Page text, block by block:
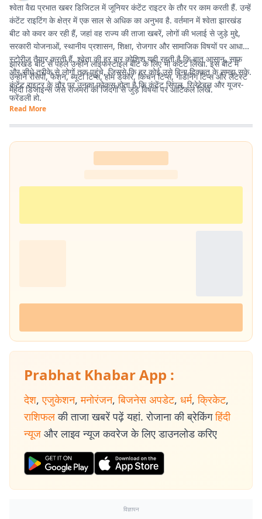
श्वेता वैद्य प्रभात खबर डिजिटल में जूनियर कंटेंट राइटर के तौर पर काम करती हैं. उन्हें
कंटेंट राइटिंग के क्षेत्र में एक साल से अधिक का अनुभव है. वर्तमान में श्वेता झारखंड
बीट को कवर कर रही हैं, जहां वह राज्य की ताजा खबरें, लोगों की भलाई से जुड़े मुद्दे,
सरकारी योजनाओं, स्थानीय प्रशासन, शिक्षा, रोजगार और सामाजिक विषयों पर आधारित
स्टोरीज तैयार करती हैं. श्वेता की हर बार कोशिश यही रहती है कि बात आसान, साफ
और सीधे तरीके से लोगों तक पहुंचे, जिससे कि हर कोई उसे बिना दिक्कत के समझ सके.
कंटेंट राइटर के तौर पर उनका फोकस होता है कि कंटेंट सिंपल, रिलेटेबल और यूजर-
फ्रेंडली हो.
झारखंड बीट से पहले उन्होंने लाइफस्टाइल बीट के लिए भी कंटेंट लिखा. इस बीट में
उन्होंने रेसिपी, फैशन, ब्यूटी टिप्स, होम डेकोर, किचन टिप्स, गार्डनिंग टिप्स और लेटेस्ट
मेहंदी डिजाइन्स जैसे रोजमर्रा की जिंदगी से जुड़े विषयों पर आर्टिकल लिखे.
Read More
Prabhat Khabar App :
देश, एजुकेशन, मनोरंजन, बिजनेस अपडेट, धर्म, क्रिकेट,
राशिफल की ताजा खबरें पढ़ें यहां. रोजाना की ब्रेकिंग हिंदी
न्यूज और लाइव न्यूज कवरेज के लिए डाउनलोड करिए
विज्ञापन